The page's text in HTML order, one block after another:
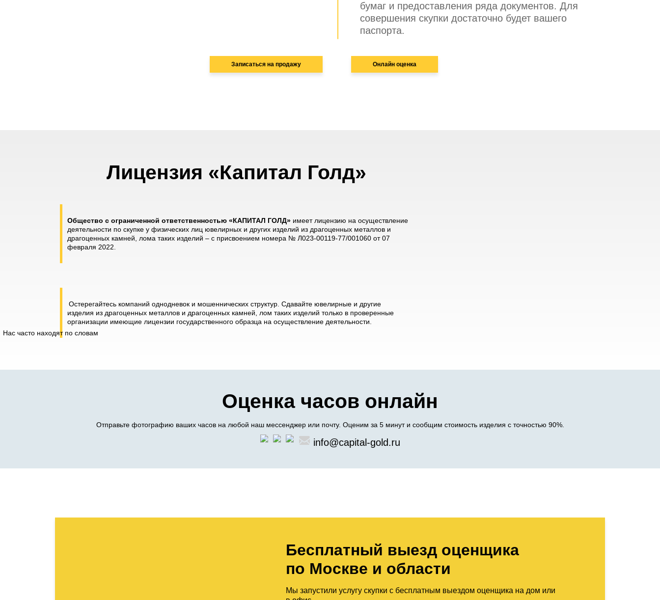
Записаться на продажу
бумаг и предоставления ряда документов. Для
совершения скупки достаточно будет вашего
паспорта.
Онлайн оценка
Лицензия «Капитал Голд»
Общество с ограниченной ответственностью «КАПИТАЛ ГОЛД» имеет лицензию на осуществление
деятельности по скупке у физических лиц ювелирных и других изделий из драгоценных металлов и
драгоценных камней, лома таких изделий – с присвоением номера № Л023-00119-77/001060 от 07
февраля 2022.
Остерегайтесь компаний однодневок и мошеннических структур. Сдавайте ювелирные и другие
изделия из драгоценных металлов и драгоценных камней, лом таких изделий только в проверенные
организации имеющие лицензии государственного образца на осуществление деятельности.
Нас часто находят по словам
Оценка часов онлайн
Отправьте фотографию ваших часов на любой наш мессенджер или почту. Оценим за 5 минут и сообщим стоимость изделия с точностью 90%.
info@capital-gold.ru
Бесплатный выезд оценщика
по Москве и области
Мы запустили услугу скупки с бесплатным выездом оценщика на дом или